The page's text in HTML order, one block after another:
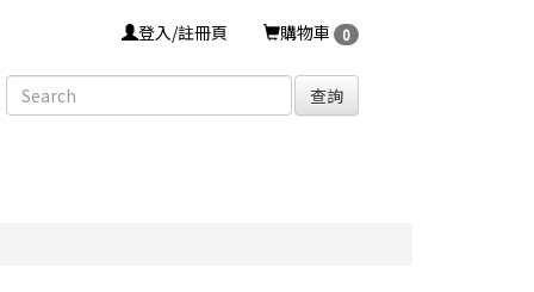
登入/註冊頁 購物車 0
查詢